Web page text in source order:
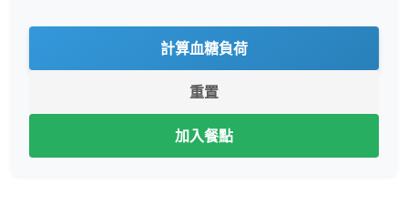
計算血糖負荷
重置
加入餐點